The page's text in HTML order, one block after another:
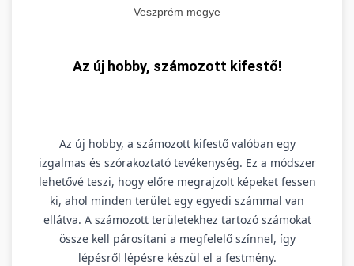
Veszprém megye
Az új hobby, számozott kifestő!
Az új hobby, a számozott kifestő valóban egy
izgalmas és szórakoztató tevékenység. Ez a módszer
lehetővé teszi, hogy előre megrajzolt képeket fessen
ki, ahol minden terület egy egyedi számmal van
ellátva. A számozott területekhez tartozó számokat
össze kell párosítani a megfelelő színnel, így
lépésről lépésre készül el a festmény.